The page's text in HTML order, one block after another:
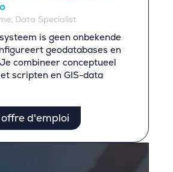
Data Specialist
is geen onbekende
geodatabases en
combineer conceptueel
scripten en GIS-data
d'emploi